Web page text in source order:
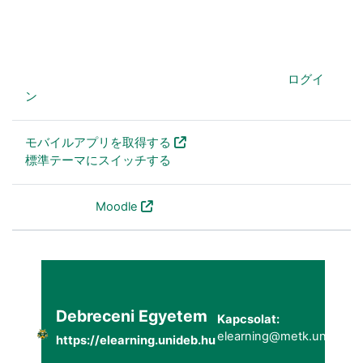
ログイ
ン
モバイルアプリを取得する
標準テーマにスイッチする
Moodle
Debreceni Egyetem
https://elearning.unideb.hu
Kapcsolat: